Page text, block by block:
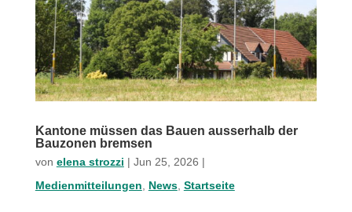
Kantone müssen das Bauen ausserhalb der
Bauzonen bremsen
von elena strozzi | Jun 25, 2026 |
Medienmitteilungen
News, Startseite